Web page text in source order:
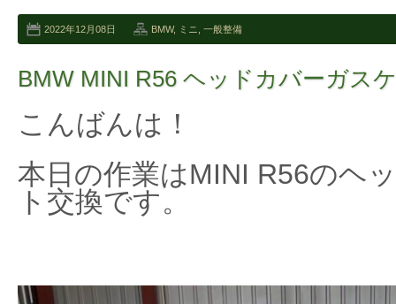
2022年12月08日 BMW, ミニ 一般整備
BMW MINI R56 ヘッドカバーガス
こんばんは！
本日の作業はMINI R56のヘ
ト交換です。